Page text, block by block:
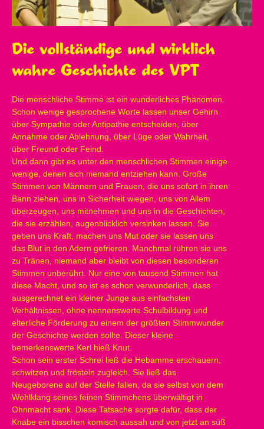
Die vollständige und wirklich
wahre Geschichte des VPT
Die menschliche Stimme ist ein wunderliches Phänomen.
Schon wenige gesprochene Worte lassen unser Gehirn
über Sympathie oder Antipathie entscheiden, über
Annahme oder Ablehnung, über Lüge oder Wahrheit,
über Freund oder Feind.
Und dann gibt es unter den menschlichen Stimmen einige
wenige, denen sich niemand entziehen kann. Große
Stimmen von Männern und Frauen, die uns sofort in ihren
Bann ziehen, uns in Sicherheit wiegen, uns von Allem
überzeugen, uns mitnehmen und uns in die Geschichten,
die sie erzählen, augenblicklich versinken lassen. Sie
geben uns Kraft, machen uns Mut oder sie lassen uns
das Blut in den Adern gefrieren. Manchmal rühren sie uns
zu Tränen, niemand aber bleibt von diesen besonderen
Stimmen unberührt. Nur eine von tausend Stimmen hat
diese Macht, und so ist es schon verwunderlich, dass
ausgerechnet ein kleiner Junge aus einfachsten
Verhältnissen, ohne nennenswerte Schulbildung und
elterliche Förderung zu einem der größten Stimmwunder
der Geschichte werden sollte. Dieser kleine
bemerkenswerte Kerl hieß Knut.
Schon sein erster Schrei ließ die Hebamme erschauern,
schwitzen und frösteln zugleich. Sie ließ das
Neugeborene auf der Stelle fallen, da sie selbst von dem
Wohlklang seines feinen Stimmchens überwältigt in
Ohnmacht sank. Diese Tatsache sorgte dafür, dass der
Knabe ein bisschen komisch aussah und von jetzt an süß